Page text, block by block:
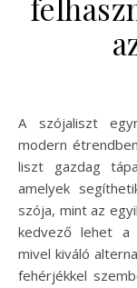
A szójaliszt egyre népszerűbb összetevővé válik a
modern
liszt gazdag
amelyek
szója, mint az
kedvező lehet a
mivel kiváló
fehérjékkel